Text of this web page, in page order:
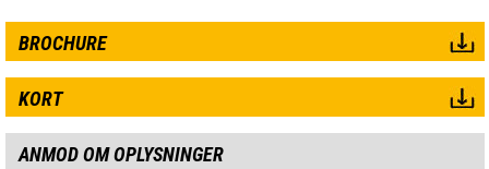
BROCHURE
KORT
ANMOD OM OPLYSNINGER